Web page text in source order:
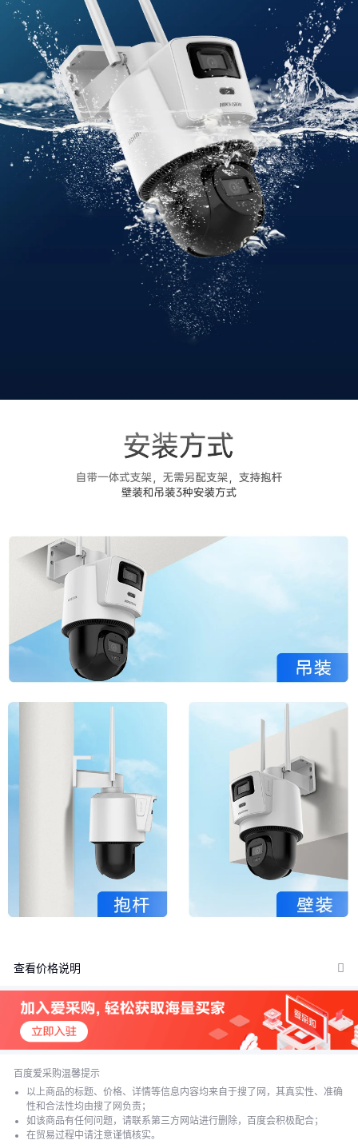
查看价格说明
价格：商品在爱采购的展示标价，具体的成交价格可能因商品参加
活动等情况发生变化，也可能随着购买数量不同或所选规格不同而
发生变化，如用户与商家线下达成协议，以线下协议的结算价格为
准，如用户在爱采购上完成线上购买，则最终以订单结算页价格为
抢购价：商品参与营销活动的活动价格，也可能随着购买数量不同
或所选规格不同而发生变化，最终以订单结算页价格为准。
特别提示：商品详情页中（含主图）以文字或者图片形式标注的抢
百度爱采购温馨提示
以上商品的标题、价格、详情等信息内容均来自于搜了网，其真实性、准确
性和合法性均由搜了网负责；
如该商品有任何问题，请联系第三方网站进行删除，百度会积极配合；
在贸易过程中请注意谨慎核实。